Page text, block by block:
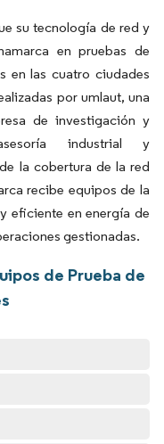
su tecnología de red y
en pruebas de
en las cuatro ciudades
por umlaut, una
de investigación y
industrial y
la cobertura de la red
recibe equipos de la
eficiente en energía de
gestionadas.
de Prueba de